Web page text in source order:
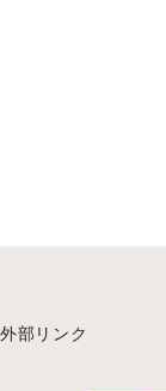
外部リンク